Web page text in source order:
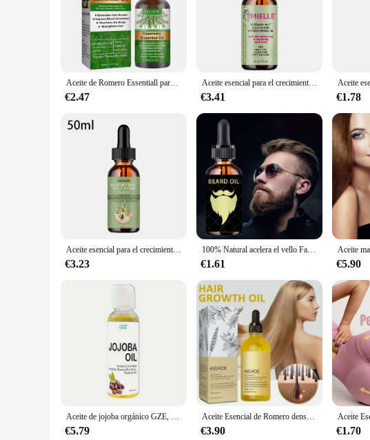
Aceite de Romero Essentiall para el crecimiento del cabello, productos orgánicos para el cabello, aceite para fortalecer el cuero cabelludo para nutrir el cabello brillante y saludable
€2.47
Aceite esencial para el crecimiento del cabello, aceite de menta de Romero para fortalecer el cabello, tratamiento nutritivo para puntas abiertas y cuidado del cabello orgánico seco
€3.41 €1.78
Aceite esencial para el crecimiento del cabello, aceite fortalecedor del cabello de menta y romero, tratamiento nutritivo para puntas abiertas, aceite orgánico seco para el cuidado del cabello
€3.23
100% Natural acelera el vello Facial crecer la barba aceite esencial aceite para el crecimiento del cabello y la barba hombres productos para el cuidado de la barba cuidado de la piel
€1.61 €5.90
Aceite de jojoba orgánico GZE, aceite hidratante puro para rostro, cabello, piel y uñas | Aceite portador sin hexano prensado en frío natural
€5.79
Aceite Esencial de Romero denso para el cabello, lavanda vegánica, reparación de daños en el cabello, previene la pérdida de cabello, pelo suave, nutre el cabello, aceite para el cuidado del cabello, 60ml
€3.90 €1.70